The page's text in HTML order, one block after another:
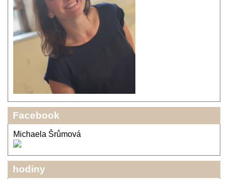
Facebook
Michaela Šrůmová
hodiny